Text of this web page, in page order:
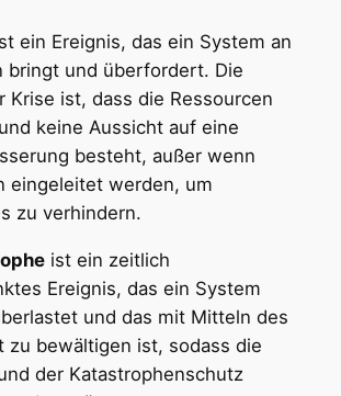
ein Ereignis, das ein System an
bringt und überfordert. Die
Krise ist, dass die Ressourcen
keine Aussicht auf eine
besteht, außer wenn
eingeleitet werden, um
zu verhindern.
ist ein zeitlich
Ereignis, das ein System
und das mit Mitteln des
zu bewältigen ist, sodass die
der Katastrophenschutz